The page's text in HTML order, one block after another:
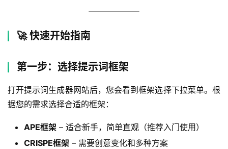
🚀 快速开始指南
第一步：选择提示词框架
打开提示词生成器网站后，您会看到框架选择下拉菜单。根
据您的需求选择合适的框架：
APE框架 – 适合新手，简单直观（推荐入门使用）
CRISPE框架 – 需要创意变化和多种方案